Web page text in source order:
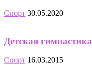
Спорт 30.05.2020
Детская гимнастика
Спорт 16.03.2015